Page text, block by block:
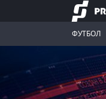
ФУТБОЛ